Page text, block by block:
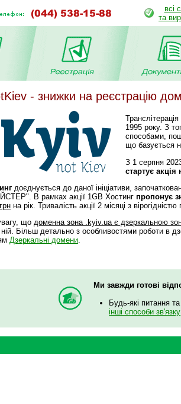
всі
та
- знижки на реєстрацію
1995 року. З
способами,
що базується
З 1 серпня
стартує
доєднується до даної ініціативи,
В рамках акції 1GB Хостинг пропонує
на рік. Тривалість акції 2 місяці з
що доменна зона .kyiv.ua є дзеркальною
Більш детально з особливостями роботи в
Дзеркальні домени.
Ми завжди готові
Будь-які питання
інші способи зв'язку